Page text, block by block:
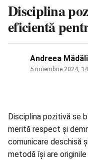
Disciplina
eficientă
Andreea
5 noiembrie 2024,
Disciplina pozitivă se
merită respect și
comunicare deschisă
metodă își are